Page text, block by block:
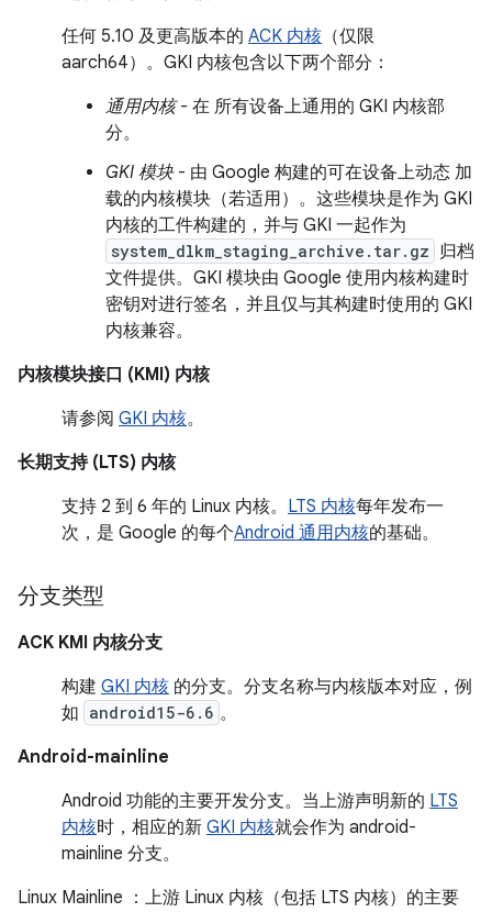
任何 5.10 及更高版本的 ACK 内核 （仅限
aarch64）。GKI 内核包含以下两个部分：
通用内核- 在 所有设备上通用的 GKI 内核部
分。
GKI 模块- 由 Google 构建的可在设备上动态 加
载的内核模块（若适用）。这些模块是作为 GKI
内核的工件构建的，并与 GKI 一起作为
system_dlkm_staging_archive.tar.gz 归档
文件提供。GKI 模块由 Google 使用内核构建时
密钥对进行签名，并且仅与其构建时使用的 GKI
内核兼容。
内核模块接口 (KMI) 内核
请参阅 GKI 内核。
长期支持 (LTS) 内核
支持 2 到 6 年的 Linux 内核。 LTS 内核每年发布一
次，是 Google 的每个Android 通用内核的基础。
分支类型
ACK KMI 内核分支
构建 GKI 内核 的分支。分支名称与内核版本对应，例
如 android15-6.6 。
Android-mainline
Android 功能的主要开发分支。当上游声明新的 LTS
内核时，相应的新 GKI 内核就会作为 android-
mainline 分支。
Linux Mainline ：上游 Linux 内核（包括 LTS 内核）的主要